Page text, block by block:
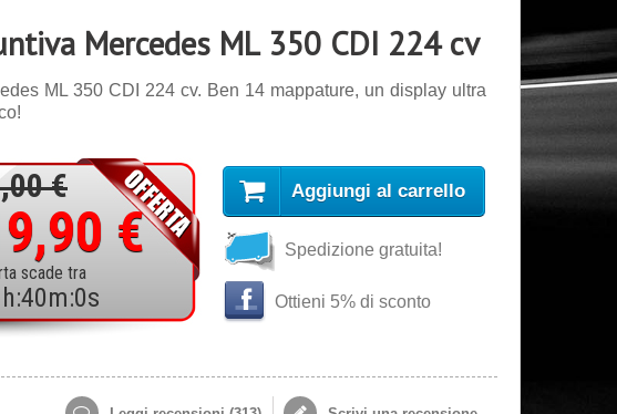
Mercedes ML 350 CDI 224 cv
ML 350 CDI 224 cv. Ben 14 mappature, un display ultra
€
€
scade tra
h:39m:59
Aggiungi al carrello
Spedizione gratuita!
Ottieni 5% di sconto